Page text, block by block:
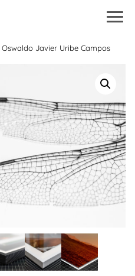
Oswaldo Javier Uribe Campos